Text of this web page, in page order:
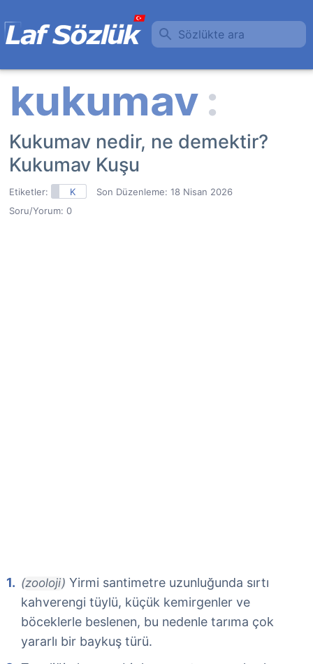
Sözlükte ara
Kukumav nedir, ne demektir?
Kukumav Kuşu
Etiketler: K Son Düzenleme: 18 Nisan 2026
Soru/Yorum: 0
(zooloji) Yirmi santimetre uzunluğunda sırtı
kahverengi tüylü, küçük kemirgenler ve
böceklerle beslenen, bu nedenle tarıma çok
yararlı bir baykuş türü.